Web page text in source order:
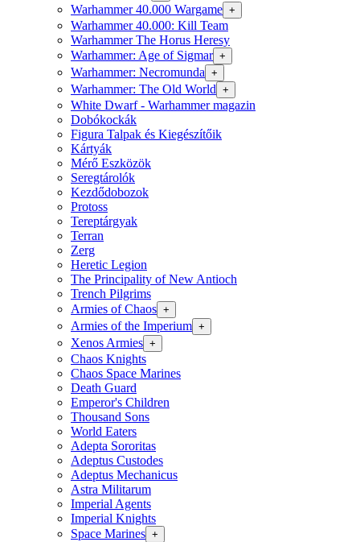
Warhammer 40.000 Wargame +
Warhammer 40.000: Kill Team
Warhammer The Horus Heresy
Warhammer: Age of Sigmar +
Warhammer: Necromunda +
Warhammer: The Old World +
White Dwarf - Warhammer magazin
Dobókockák
Figura Talpak és Kiegészítőik
Kártyák
Mérő Eszközök
Seregtárolók
Kezdődobozok
Protoss
Tereptárgyak
Terran
Zerg
Heretic Legion
The Principality of New Antioch
Trench Pilgrims
Armies of Chaos +
Armies of the Imperium +
Xenos Armies +
Chaos Knights
Chaos Space Marines
Death Guard
Emperor's Children
Thousand Sons
World Eaters
Adepta Sororitas
Adeptus Custodes
Adeptus Mechanicus
Astra Militarum
Imperial Agents
Imperial Knights
Space Marines +